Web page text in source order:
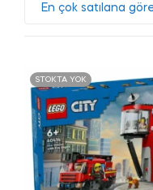
STOKTA YOK